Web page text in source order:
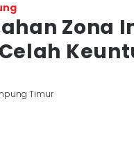
Zona
Timur